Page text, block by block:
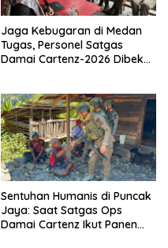
Jaga Kebugaran di Medan
Tugas, Personel Satgas
Damai Cartenz-2026 Dibekali
Sentuhan Humanis di Puncak
Jaya: Saat Satgas Ops
Damai Cartenz Ikut Panen